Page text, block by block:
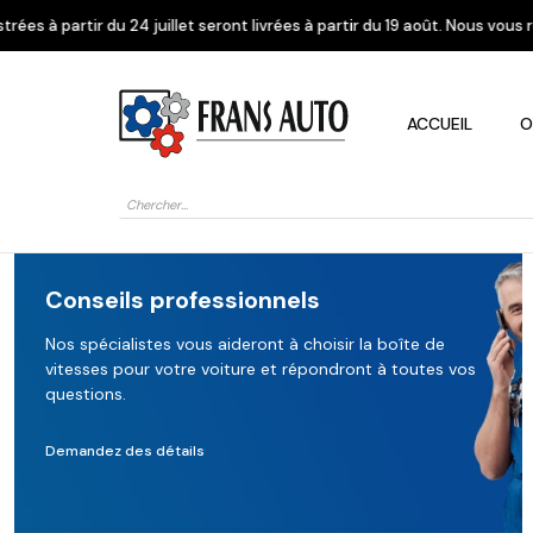
livrées à partir du 19 août. Nous vous remercions de votre
ACCUEIL
Recherche
produits
Conseils professionnels
Nos spécialistes vous aideront à choisir la boîte de
vitesses pour votre voiture et répondront à toutes vos
questions.
Demandez des détails